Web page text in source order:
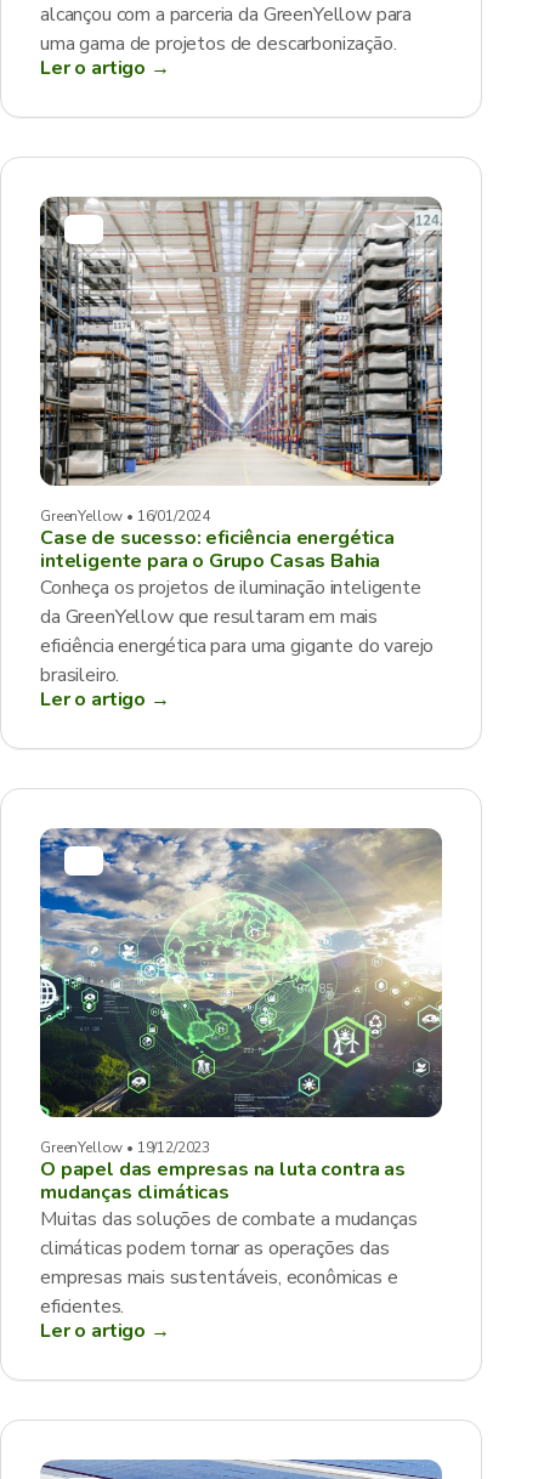
alcançou com a parceria da GreenYellow para
uma gama de projetos de descarbonização.
Ler o artigo →
GreenYellow • 16/01/2024
Case de sucesso: eficiência energética
inteligente para o Grupo Casas Bahia
Conheça os projetos de iluminação inteligente
da GreenYellow que resultaram em mais
eficiência energética para uma gigante do varejo
brasileiro.
Ler o artigo →
GreenYellow • 19/12/2023
O papel das empresas na luta contra as
mudanças climáticas
Muitas das soluções de combate a mudanças
climáticas podem tornar as operações das
empresas mais sustentáveis, econômicas e
eficientes.
Ler o artigo →